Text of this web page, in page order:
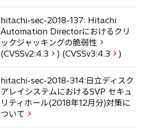
hitachi-sec-2018-137: Hitachi
Automation Directorにおけるクリ
ックジャッキングの脆弱性
(CVSSv2:4.3 ) (CVSSv3:4.3 )
hitachi-sec-2018-314:日立ディスク
アレイシステムにおけるSVP セキュ
リティホール(2018年12月分)対策に
ついて